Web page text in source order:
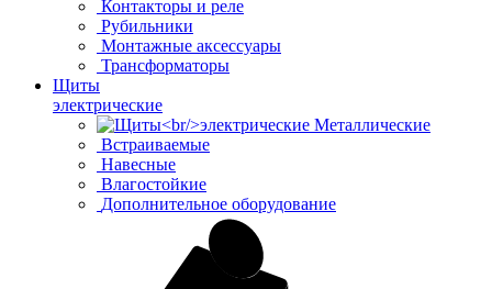
Контакторы и реле
Рубильники
Монтажные аксессуары
Трансформаторы
Щиты
электрические
Металлические
Встраиваемые
Навесные
Влагостойкие
Дополнительное оборудование